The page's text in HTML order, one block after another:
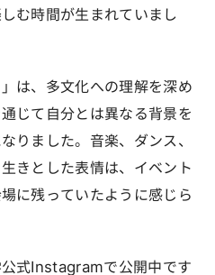
む時間が生まれていまし
、多文化への理解を深め
じて自分とは異なる背景を
りました。音楽、ダンス、
きとした表情は、イベント
に残っていたように感じら
式Instagramで公開中です